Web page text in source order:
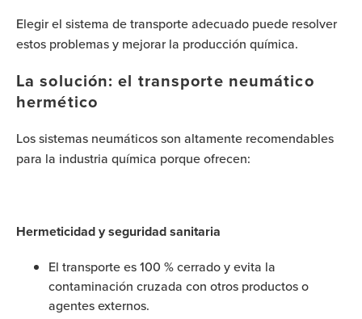
Elegir el sistema de transporte adecuado puede resolver
estos problemas y mejorar la producción química.
La solución: el transporte neumático
hermético
Los sistemas neumáticos son altamente recomendables
para la industria química porque ofrecen:
Hermeticidad y seguridad sanitaria
El transporte es 100 % cerrado y evita la
contaminación cruzada con otros productos o
agentes externos.